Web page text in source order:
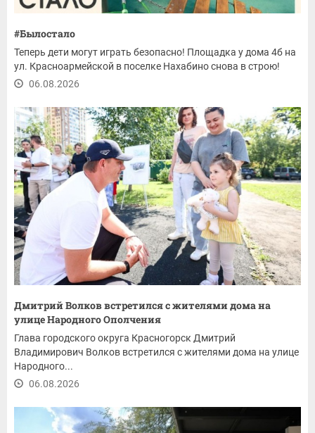
#Былостало
Теперь дети могут играть безопасно! Площадка у дома 4б на
ул. Красноармейской в поселке Нахабино снова в строю!
06.08.2026
Дмитрий Волков встретился с жителями дома на
улице Народного Ополчения
Глава городского округа Красногорск Дмитрий
Владимирович Волков встретился с жителями дома на улице
Народного...
06.08.2026